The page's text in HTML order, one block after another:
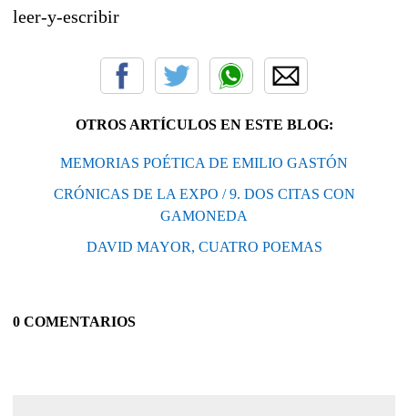
leer-y-escribir
OTROS ARTÍCULOS EN ESTE BLOG:
MEMORIAS POÉTICA DE EMILIO GASTÓN
CRÓNICAS DE LA EXPO / 9. DOS CITAS CON
GAMONEDA
DAVID MAYOR, CUATRO POEMAS
0 COMENTARIOS